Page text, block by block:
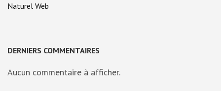
Naturel Web
DERNIERS COMMENTAIRES
Aucun commentaire à afficher.